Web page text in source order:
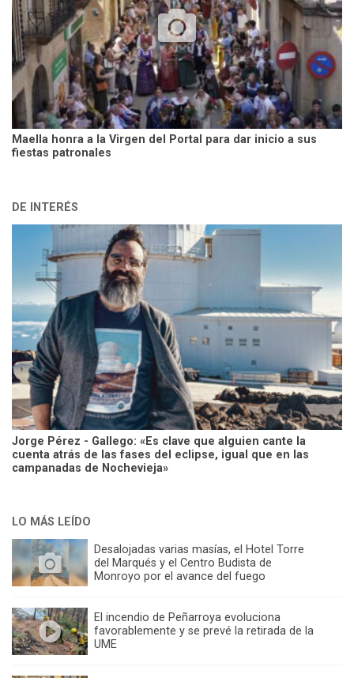
Maella honra a la Virgen del Portal para dar inicio a sus
fiestas patronales
DE INTERÉS
Jorge Pérez - Gallego: «Es clave que alguien cante la
cuenta atrás de las fases del eclipse, igual que en las
campanadas de Nochevieja»
LO MÁS LEÍDO
Desalojadas varias masías, el Hotel Torre
del Marqués y el Centro Budista de
Monroyo por el avance del fuego
El incendio de Peñarroya evoluciona
favorablemente y se prevé la retirada de la
UME